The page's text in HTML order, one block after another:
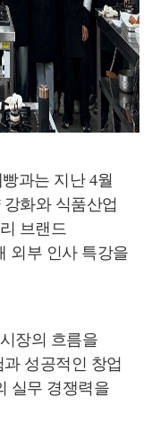
빵과는 지난4월
화와 식품산업
브랜드
외부 인사 특강을
장의 흐름을
성공적인 창업
실무 경쟁력을